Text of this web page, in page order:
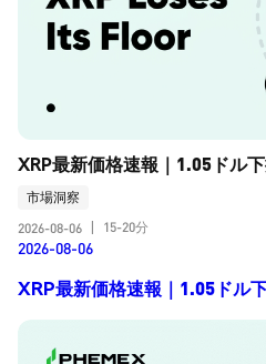
XRP最新価格速報｜1.05ドル
市場洞察
2026-08-06
15-20分
2026-08-06
XRP最新価格速報｜1.05ドル